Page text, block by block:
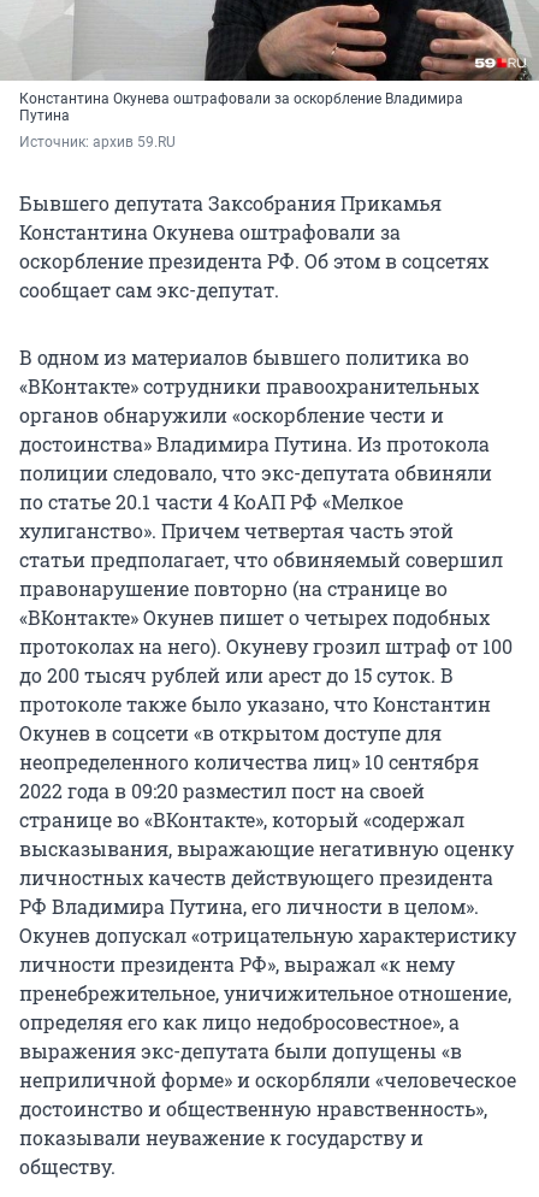
Константина Окунева оштрафовали за оскорбление Владимира
Путина
Источник: архив 59.RU
Бывшего депутата Заксобрания Прикамья
Константина Окунева оштрафовали за
оскорбление президента РФ. Об этом в соцсетях
сообщает сам экс-депутат.
В одном из материалов бывшего политика во
«ВКонтакте» сотрудники правоохранительных
органов обнаружили «оскорбление чести и
достоинства» Владимира Путина. Из протокола
полиции следовало, что экс-депутата обвиняли
по статье 20.1 части 4 КоАП РФ «Мелкое
хулиганство». Причем четвертая часть этой
статьи предполагает, что обвиняемый совершил
правонарушение повторно (на странице во
«ВКонтакте» Окунев пишет о четырех подобных
протоколах на него). Окуневу грозил штраф от 100
до 200 тысяч рублей или арест до 15 суток. В
протоколе также было указано, что Константин
Окунев в соцсети «в открытом доступе для
неопределенного количества лиц» 10 сентября
2022 года в 09:20 разместил пост на своей
странице во «ВКонтакте», который «содержал
высказывания, выражающие негативную оценку
личностных качеств действующего президента
РФ Владимира Путина, его личности в целом».
Окунев допускал «отрицательную характеристику
личности президента РФ», выражал «к нему
пренебрежительное, уничижительное отношение,
определяя его как лицо недобросовестное», а
выражения экс-депутата были допущены «в
неприличной форме» и оскорбляли «человеческое
достоинство и общественную нравственность»,
показывали неуважение к государству и
обществу.